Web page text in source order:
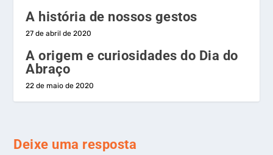
A história de nossos gestos
27 de abril de 2020
A origem e curiosidades do Dia do
Abraço
22 de maio de 2020
Deixe uma resposta